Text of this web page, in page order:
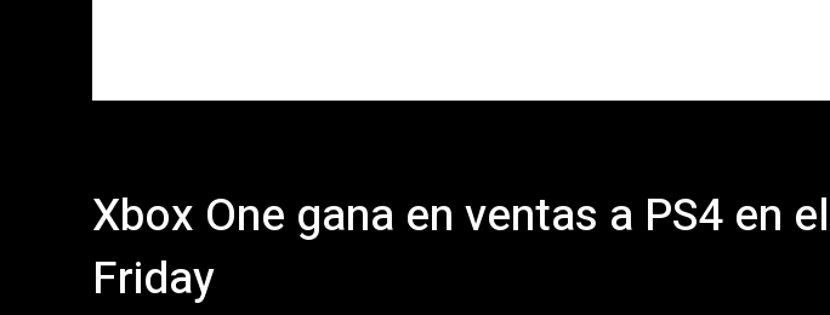
Xbox One gana en ventas a PS4 en
Friday